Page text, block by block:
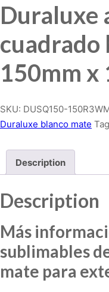
Duraluxe
cuadrado
150mm x
SKU: DUSQ150-
Duraluxe blanco mate
Description
Description
Más
sublimables
mate para